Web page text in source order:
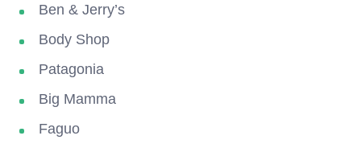
Ben & Jerry’s
Body Shop
Patagonia
Big Mamma
Faguo